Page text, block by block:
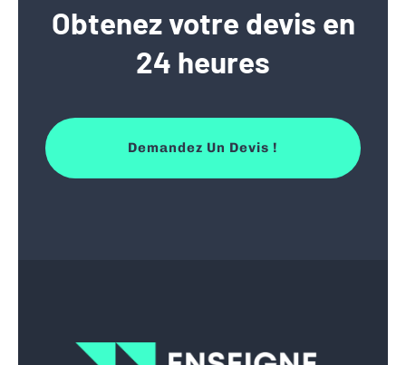
Obtenez votre devis en
24 heures
Demandez Un Devis !